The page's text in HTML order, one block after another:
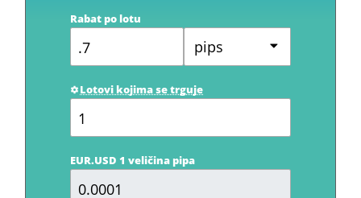
Rabat po lotu
pips
Lotovi kojima se trguje
EUR.USD 1 veličina pipa